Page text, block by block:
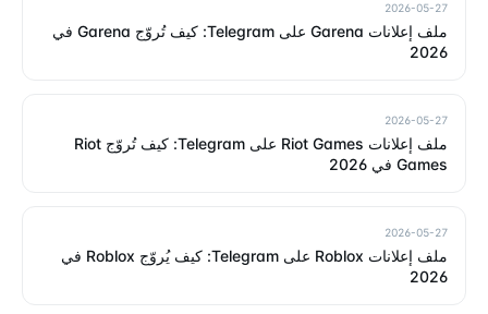
2026-05-27
ملف إعلانات Garena على Telegram: كيف تُروّج Garena في
2026
2026-05-27
ملف إعلانات Riot Games على Telegram: كيف تُروّج Riot
Games في 2026
2026-05-27
ملف إعلانات Roblox على Telegram: كيف يُروّج Roblox في
2026